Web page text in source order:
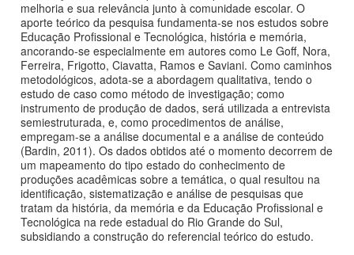
melhoria e sua relevância junto à comunidade escolar. O
aporte teórico da pesquisa fundamenta-se nos estudos sobre
Educação Profissional e Tecnológica, história e memória,
ancorando-se especialmente em autores como Le Goff, Nora,
Ferreira, Frigotto, Ciavatta, Ramos e Saviani. Como caminhos
metodológicos, adota-se a abordagem qualitativa, tendo o
estudo de caso como método de investigação; como
instrumento de produção de dados, será utilizada a entrevista
semiestruturada, e, como procedimentos de análise,
empregam-se a análise documental e a análise de conteúdo
(Bardin, 2011). Os dados obtidos até o momento decorrem de
um mapeamento do tipo estado do conhecimento de
produções acadêmicas sobre a temática, o qual resultou na
identificação, sistematização e análise de pesquisas que
tratam da história, da memória e da Educação Profissional e
Tecnológica na rede estadual do Rio Grande do Sul,
subsidiando a construção do referencial teórico do estudo.